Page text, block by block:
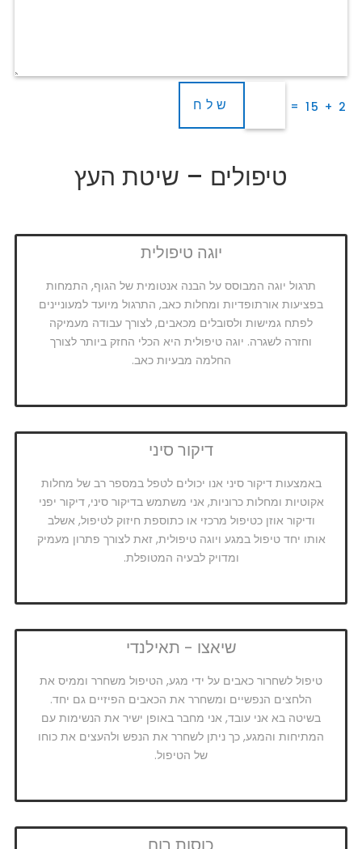
2 + 15
= שלח
טיפולים – שיטת העץ
יוגה טיפולית
תרגול יוגה המבוסס על הבנה אנטומית של הגוף, התמחות
בפציעות אורתופדיות ומחלות כאב, התרגול מיועד למעוניינים
לפתח גמישות ולסובלים מכאבים, לצורך עבודה מעמיקה
וחזרה לשגרה. יוגה טיפולית היא הכלי החזק ביותר לצורך
החלמה מבעיות כאב.
דיקור סיני
באמצעות דיקור סיני אנו יכולים לטפל במספר רב של מחלות
אקוטיות ומחלות כרוניות, אני משתמש בדיקור סיני, דיקור יפני
ודיקור אוזן כטיפול מרכזי או כתוספת חיזוק לטיפול, אשלב
אותו יחד טיפול במגע ויוגה טיפולית, זאת לצורך פתרון מעמיק
ומדויק לבעיה המטופלת.
שיאצו - תאילנדי
טיפול לשחרור כאבים על ידי מגע, הטיפול משחרר וממיס את
הלחצים הנפשיים ומשחרר את הכאבים הפיזיים גם יחד.
בשיטה בא אני עובד, אני מחבר באופן ישיר את הנשימות עם
המתיחות והמגע, כך ניתן לשחרר את הנפש ולהעצים את כוחו
של הטיפול.